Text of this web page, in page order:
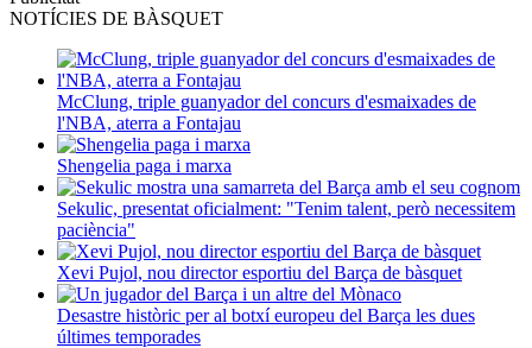
NOTÍCIES DE BÀSQUET
McClung, triple guanyador del concurs d'esmaixades de
l'NBA, aterra a Fontajau
Shengelia paga i marxa
Sekulic, presentat oficialment: "Tenim talent, però necessitem
paciència"
Xevi Pujol, nou director esportiu del Barça de bàsquet
Desastre històric per al botxí europeu del Barça les dues
últimes temporades